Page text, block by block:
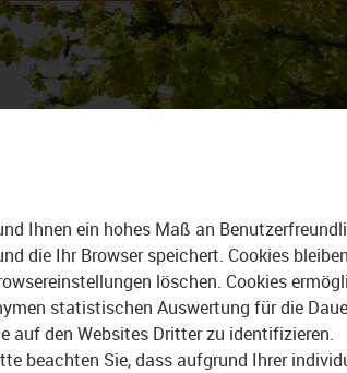
Ihnen ein hohes Maß an
die Ihr Browser speichert. Cookies
löschen. Cookies
statistischen Auswertung für die
auf den Websites Dritter zu identifizieren.
beachten Sie, dass aufgrund Ihrer